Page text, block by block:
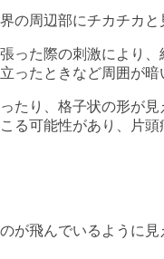
の周辺部にチカチカと
った際の刺激により
ったときなど周囲が
たり、格子状の形が
る可能性があり、片
が飛んでいるように